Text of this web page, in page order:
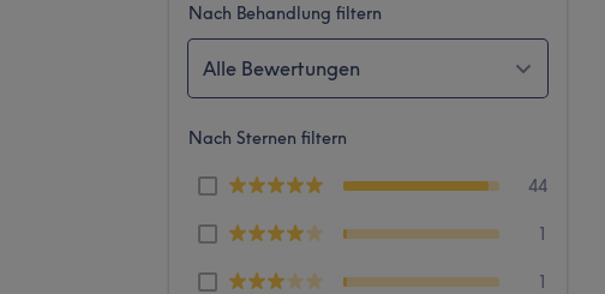
Nach Behandlung filtern
Alle Bewertungen
Nach Sternen filtern
44
1
1